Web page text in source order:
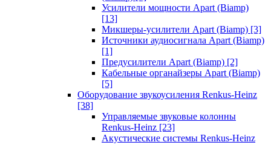
Усилители мощности Apart (Biamp)
[13]
Микшеры-усилители Apart (Biamp) [3]
Источники аудиосигнала Apart (Biamp)
[1]
Предусилители Apart (Biamp) [2]
Кабельные органайзеры Apart (Biamp)
[5]
Оборудование звукоусиления Renkus-Heinz
[38]
Управляемые звуковые колонны
Renkus-Heinz [23]
Акустические системы Renkus-Heinz